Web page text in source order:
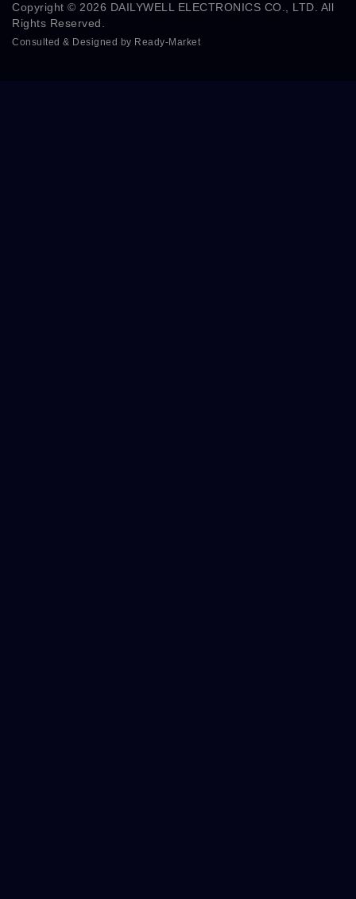
Copyright © 2026 DAILYWELL ELECTRONICS CO., LTD. All
Rights Reserved.
Consulted & Designed by Ready-Market